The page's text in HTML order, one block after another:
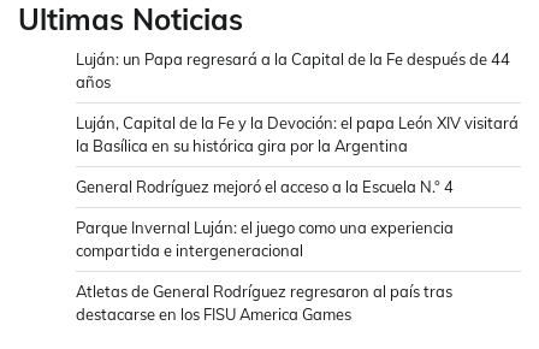
Ultimas Noticias
Luján: un Papa regresará a la Capital de la Fe después de 44
años
Luján, Capital de la Fe y la Devoción: el papa León XIV visitará
la Basílica en su histórica gira por la Argentina
General Rodríguez mejoró el acceso a la Escuela N.° 4
Parque Invernal Luján: el juego como una experiencia
compartida e intergeneracional
Atletas de General Rodríguez regresaron al país tras
destacarse en los FISU America Games